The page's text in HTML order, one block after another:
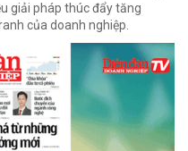
giải pháp thúc đẩy tăng
của doanh nghiệp.